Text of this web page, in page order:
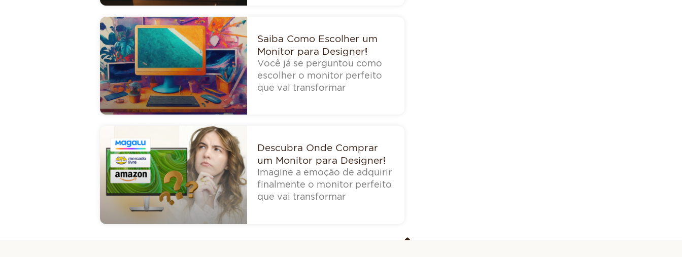
Saiba Como Escolher um
Monitor para Designer!
Você já se perguntou como
escolher o monitor perfeito
que vai transformar
Descubra Onde Comprar
um Monitor para Designer!
Imagine a emoção de adquirir
finalmente o monitor perfeito
que vai transformar